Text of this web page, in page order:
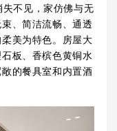
不见，家仿佛与无
、简洁流畅、通透
美为特色。房屋大
板、香槟色黄铜水
的餐具室和内置酒